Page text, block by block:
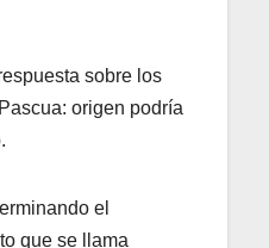
sobre los
origen podría
el
que se llama